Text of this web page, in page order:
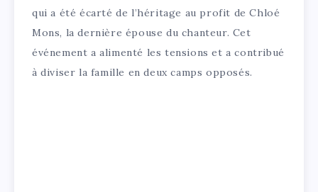
qui a été écarté de l’héritage au profit de Chloé
Mons, la dernière épouse du chanteur. Cet
événement a alimenté les tensions et a contribué
à diviser la famille en deux camps opposés.